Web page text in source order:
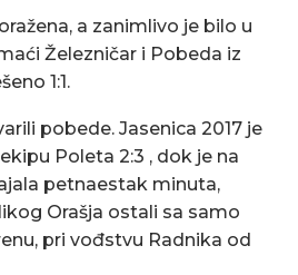
a zanimlivo je bilo u
Železničar i Pobeda iz
1:1.
pobede. Jasenica 2017 je
Poleta 2:3 , dok je na
petnaestak minuta,
Orašja ostali sa samo
pri vođstvu Radnika od